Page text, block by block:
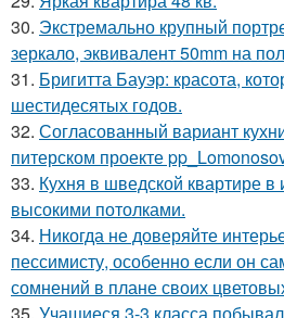
30. Экстремально крупный
зеркало, эквивалент 50mm на
31. Бригитта Бауэр: красота,
шестидесятых годов.
32. Согласованный вариант
питерском проекте
33. Кухня в шведской квартире в
высокими потолками.
34. Никогда не доверяйте
пессимисту, особенно если он
сомнений в плане своих